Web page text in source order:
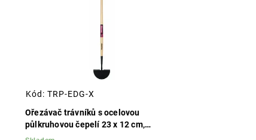
Ořezávač trávníků s ocelovou
půlkruhovou čepelí 23 x 12 cm,
dřevěná násada, celková délka 122 cm
Kód: TRP-EDG-X